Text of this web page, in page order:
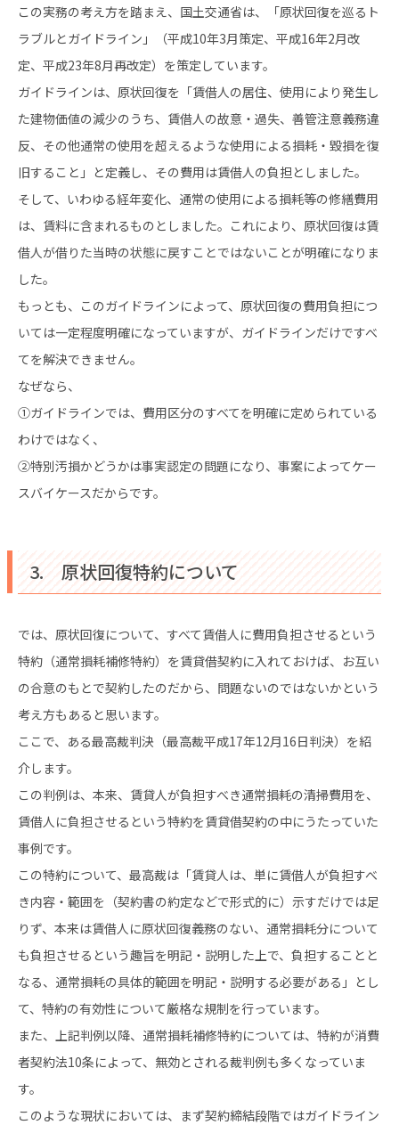
この実務の考え方を踏まえ、国土交通省は、「原状回復を巡るト
ラブルとガイドライン」（平成10年3月策定、平成16年2月改
定、平成23年8月再改定）を策定しています。
ガイドラインは、原状回復を「賃借人の居住、使用により発生し
た建物価値の減少のうち、賃借人の故意・過失、善管注意義務違
反、その他通常の使用を超えるような使用による損耗・毀損を復
旧すること」と定義し、その費用は賃借人の負担としました。
そして、いわゆる経年変化、通常の使用による損耗等の修繕費用
は、賃料に含まれるものとしました。これにより、原状回復は賃
借人が借りた当時の状態に戻すことではないことが明確になりま
した。
もっとも、このガイドラインによって、原状回復の費用負担につ
いては一定程度明確になっていますが、ガイドラインだけですべ
てを解決できません。
なぜなら、
①ガイドラインでは、費用区分のすべてを明確に定められている
わけではなく、
②特別汚損かどうかは事実認定の問題になり、事案によってケー
スバイケースだからです。
3. 原状回復特約について
では、原状回復について、すべて賃借人に費用負担させるという
特約（通常損耗補修特約）を賃貸借契約に入れておけば、お互い
の合意のもとで契約したのだから、問題ないのではないかという
考え方もあると思います。
ここで、ある最高裁判決（最高裁平成17年12月16日判決）を紹
介します。
この判例は、本来、賃貸人が負担すべき通常損耗の清掃費用を、
賃借人に負担させるという特約を賃貸借契約の中にうたっていた
事例です。
この特約について、最高裁は「賃貸人は、単に賃借人が負担すべ
き内容・範囲を（契約書の約定などで形式的に）示すだけでは足
りず、本来は賃借人に原状回復義務のない、通常損耗分について
も負担させるという趣旨を明記・説明した上で、負担することと
なる、通常損耗の具体的範囲を明記・説明する必要がある」とし
て、特約の有効性について厳格な規制を行っています。
また、上記判例以降、通常損耗補修特約については、特約が消費
者契約法10条によって、無効とされる裁判例も多くなっていま
す。
このような現状においては、まず契約締結段階ではガイドライン